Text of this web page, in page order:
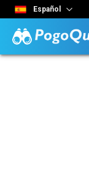
Español